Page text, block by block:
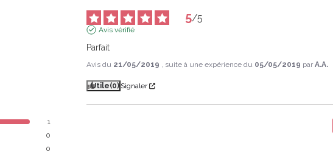
1
0
0
5/5
Avis vérifié
Parfait
Avis du 21/05/2019 , suite à une expérience du 05/05/2019 parA.A.
Utile(0) Signaler